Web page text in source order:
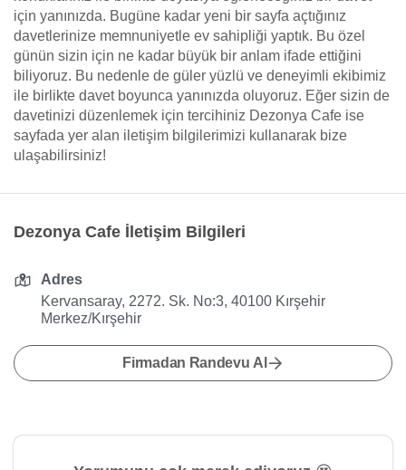
için yanınızda. Bugüne kadar yeni bir sayfa açtığınız
davetlerinize memnuniyetle ev sahipliği yaptık. Bu özel
günün sizin için ne kadar büyük bir anlam ifade ettiğini
biliyoruz. Bu nedenle de güler yüzlü ve deneyimli ekibimiz
ile birlikte davet boyunca yanınızda oluyoruz. Eğer sizin de
davetinizi düzenlemek için tercihiniz Dezonya Cafe ise
sayfada yer alan iletişim bilgilerimizi kullanarak bize
ulaşabilirsiniz!
Dezonya Cafe İletişim Bilgileri
Adres
Kervansaray, 2272. Sk. No:3, 40100 Kırşehir
Merkez/Kırşehir
Firmadan Randevu Al